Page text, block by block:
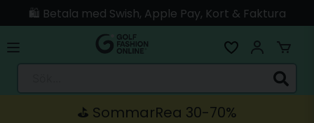
🛍️ Betala med Swish, Apple Pay, Kort & Faktura
🚚 Skickas direkt från lagret i Linköping
⛳️ SommarRea 30-70%